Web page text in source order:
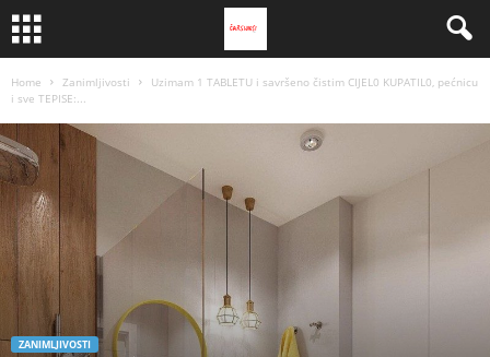
Home Zanimljivosti
Uzimam 1 TABLETU i savršeno čistim CIJEL0 KUPATIL0, pećnicu
i sve TEPISE:...
ZANIMLJIVOSTI